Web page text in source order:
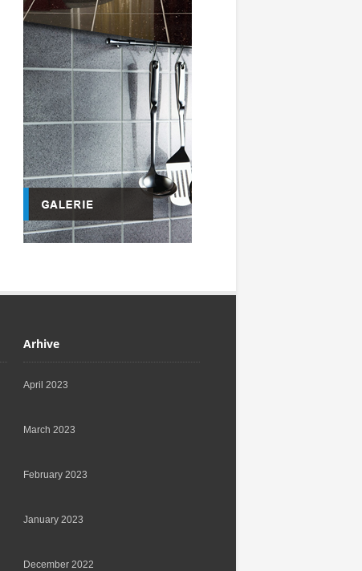
Arhive
April 2023
March 2023
February 2023
January 2023
December 2022